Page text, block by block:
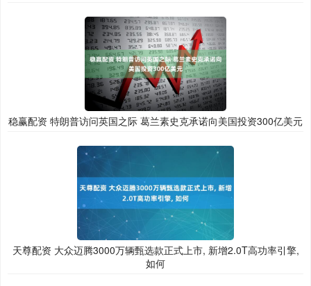
稳赢配资 特朗普访问英国之际 葛兰素史克承诺向美国投资300亿美元
天尊配资 大众迈腾3000万辆甄选款正式上市, 新增2.0T高功率引擎,
如何